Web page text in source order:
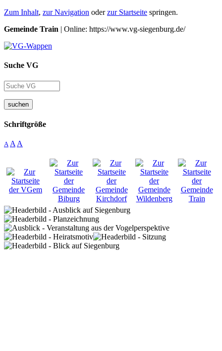
Zum Inhalt, zur Navigation oderzur Startseite springen.
Gemeinde Train | Online: https://www.vg-siegenburg.de/
Suche VG
suchen
Schriftgröße
A A A